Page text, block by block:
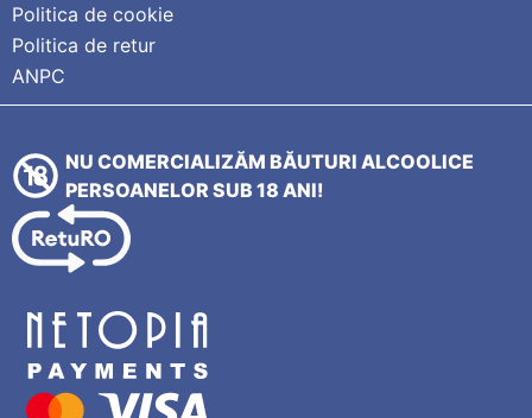
Politica de cookie
Politica de retur
ANPC
NU COMERCIALIZĂM BĂUTURI ALCOOLICE
PERSOANELOR SUB 18 ANI!